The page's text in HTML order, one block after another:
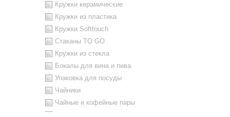
Кружки керамические
Кружки из пластика
Кружки Softtouch
Стаканы TO GO
Кружки из стекла
Бокалы для вина и пива
Упаковка для посуды
Чайники
Чайные и кофейные пары